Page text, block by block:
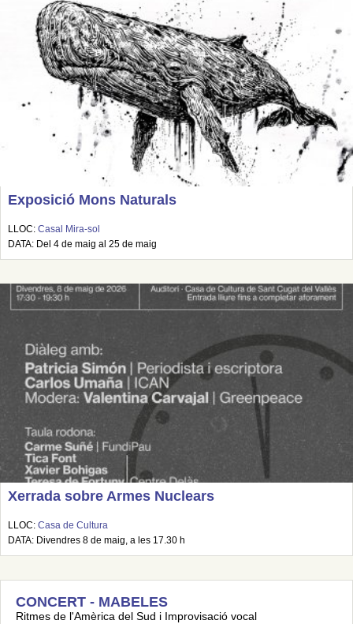
Exposició Mons Naturals
LLOC: Casal Mira-sol
DATA: Del 4 de maig al 25 de maig
Xerrada sobre Armes Nuclears
LLOC: Casa de Cultura
DATA: Divendres 8 de maig, a les 17.30 h
CONCERT - MABELES
Ritmes de l'Amèrica del Sud i Improvisació vocal